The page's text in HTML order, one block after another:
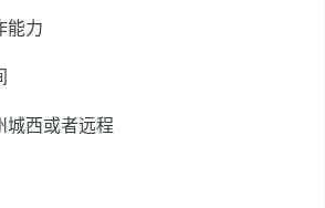
能力
城西或者远程